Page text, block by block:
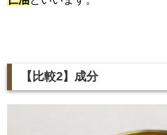
【比較2】成分